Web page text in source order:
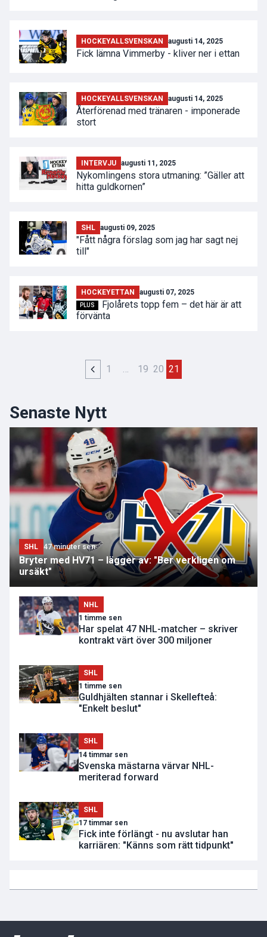
HOCKEYALLSVENSKAN augusti 14, 2025
Fick lämna Vimmerby - kliver ner i ettan
HOCKEYALLSVENSKAN augusti 14, 2025
Återförenad med tränaren - imponerade
stort
INTERVJU augusti 11, 2025
Nykomlingens stora utmaning: ”Gäller att
hitta guldkornen”
SHL augusti 09, 2025
"Fått några förslag som jag har sagt nej
till"
HOCKEYETTAN augusti 07, 2025
PLUS
Fjolårets topp fem – det här är att
förvänta
1 … 19 20 21
Senaste Nytt
SHL 47 minuter sen
Bryter med HV71 – lägger av: "Ber verkligen om
ursäkt"
NHL
1 timme sen
Har spelat 47 NHL-matcher – skriver
kontrakt värt över 300 miljoner
SHL
1 timme sen
Guldhjälten stannar i Skellefteå:
"Enkelt beslut"
SHL
14 timmar sen
Svenska mästarna värvar NHL-
meriterad forward
SHL
17 timmar sen
Fick inte förlängt - nu avslutar han
karriären: "Känns som rätt tidpunkt"